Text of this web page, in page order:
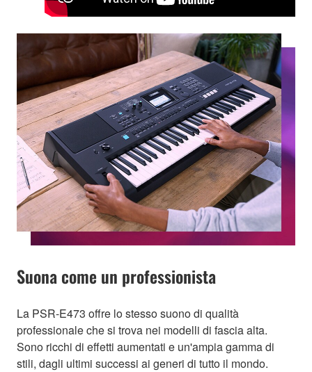
Suona come un professionista
La PSR-E473 offre lo stesso suono di qualità
professionale che si trova nei modelli di fascia alta.
Sono ricchi di effetti aumentati e un'ampia gamma di
stili, dagli ultimi successi ai generi di tutto il mondo.